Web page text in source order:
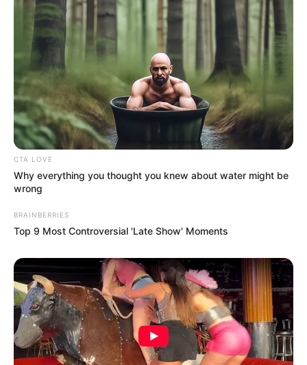
CTA LOVE
Why everything you thought you knew about water might be
wrong
BRAINBERRIES
Top 9 Most Controversial 'Late Show' Moments